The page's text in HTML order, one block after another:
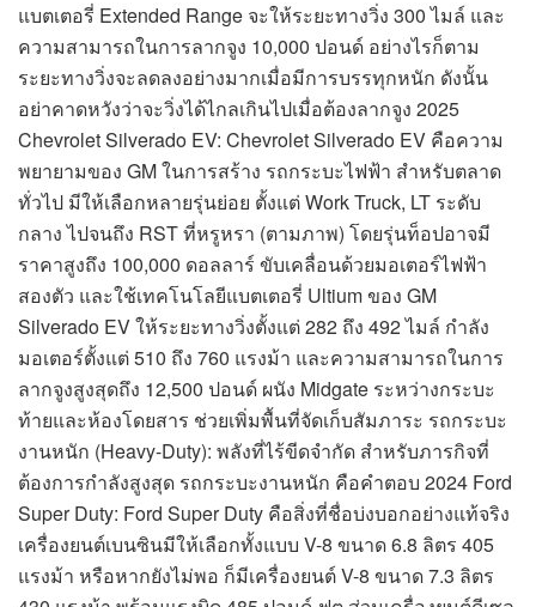
แบตเตอรี่ Extended Range จะให้ระยะทางวิ่ง 300 ไมล์ และ
ความสามารถในการลากจูง 10,000 ปอนด์ อย่างไรก็ตาม
ระยะทางวิ่งจะลดลงอย่างมากเมื่อมีการบรรทุกหนัก ดังนั้น
อย่าคาดหวังว่าจะวิ่งได้ไกลเกินไปเมื่อต้องลากจูง 2025
Chevrolet Silverado EV: Chevrolet Silverado EV คือความ
พยายามของ GM ในการสร้าง รถกระบะไฟฟ้า สำหรับตลาด
ทั่วไป มีให้เลือกหลายรุ่นย่อย ตั้งแต่ Work Truck, LT ระดับ
กลาง ไปจนถึง RST ที่หรูหรา (ตามภาพ) โดยรุ่นท็อปอาจมี
ราคาสูงถึง 100,000 ดอลลาร์ ขับเคลื่อนด้วยมอเตอร์ไฟฟ้า
สองตัว และใช้เทคโนโลยีแบตเตอรี่ Ultium ของ GM
Silverado EV ให้ระยะทางวิ่งตั้งแต่ 282 ถึง 492 ไมล์ กำลัง
มอเตอร์ตั้งแต่ 510 ถึง 760 แรงม้า และความสามารถในการ
ลากจูงสูงสุดถึง 12,500 ปอนด์ ผนัง Midgate ระหว่างกระบะ
ท้ายและห้องโดยสาร ช่วยเพิ่มพื้นที่จัดเก็บสัมภาระ รถกระบะ
งานหนัก (Heavy-Duty): พลังที่ไร้ขีดจำกัด สำหรับภารกิจที่
ต้องการกำลังสูงสุด รถกระบะงานหนัก คือคำตอบ 2024 Ford
Super Duty: Ford Super Duty คือสิ่งที่ชื่อบ่งบอกอย่างแท้จริง
เครื่องยนต์เบนซินมีให้เลือกทั้งแบบ V-8 ขนาด 6.8 ลิตร 405
แรงม้า หรือหากยังไม่พอ ก็มีเครื่องยนต์ V-8 ขนาด 7.3 ลิตร